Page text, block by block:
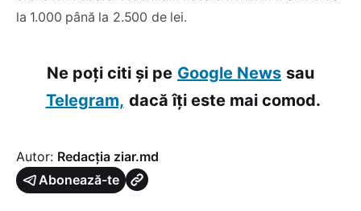
la 1.000 până la 2.500 de lei.
Ne poți citi și pe Google News sau
Telegram, dacă îți este mai comod.
Autor: Redacția ziar.md
Abonează-te